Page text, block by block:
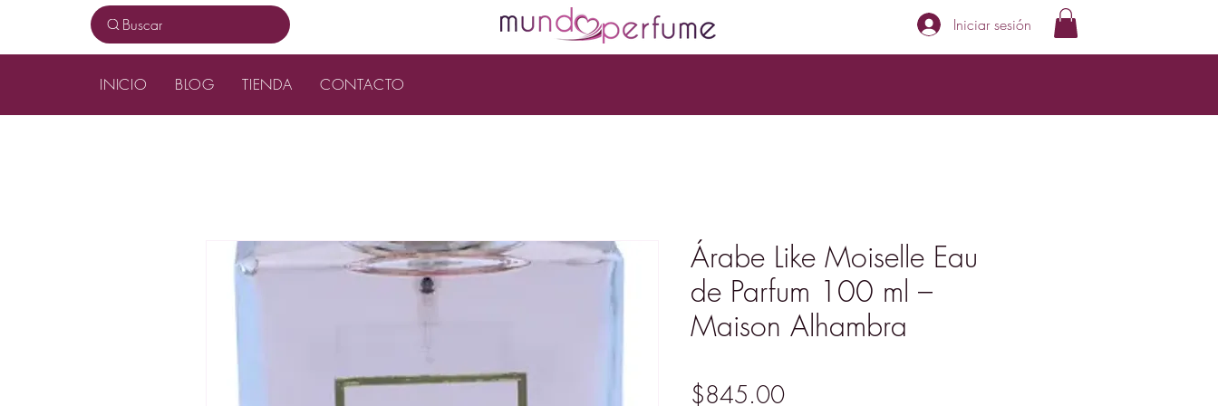
Buscar Iniciar sesión
INICIO BLOG TIENDA CONTACTO
Árabe Like Moiselle Eau
de Parfum 100 ml –
Maison Alhambra
$845.00Precio